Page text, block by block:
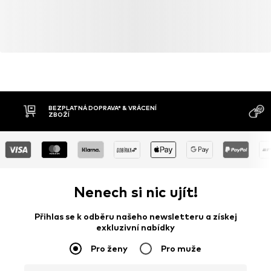
BEZPLATNÁ DOPRAVA* & VRÁCENÍ
ZBOŽÍ
Nenech si nic ujít!
Přihlas se k odběru našeho newsletteru a získej
exkluzivní nabídky
Pro ženy Pro muže